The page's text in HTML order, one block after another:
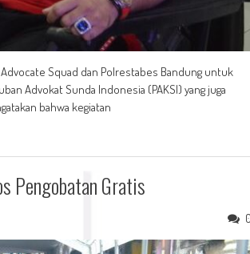
Squad dan Polrestabes Bandung untuk
Advokat Sunda Indonesia (PAKSI) yang juga
bahwa kegiatan
Pengobatan Gratis